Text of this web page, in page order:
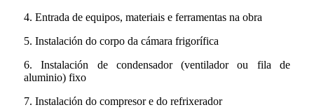
4. Entrada de equipos, materiais e ferramentas na obra
5. Instalación do corpo da cámara frigorífica
6. Instalación de condensador (ventilador ou fila de
aluminio) fixo
7. Instalación do compresor e do refrixerador